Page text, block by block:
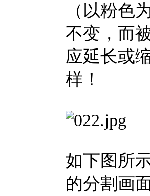
（以粉色
不变，而
应延长或
样！
如下图所
的分割画